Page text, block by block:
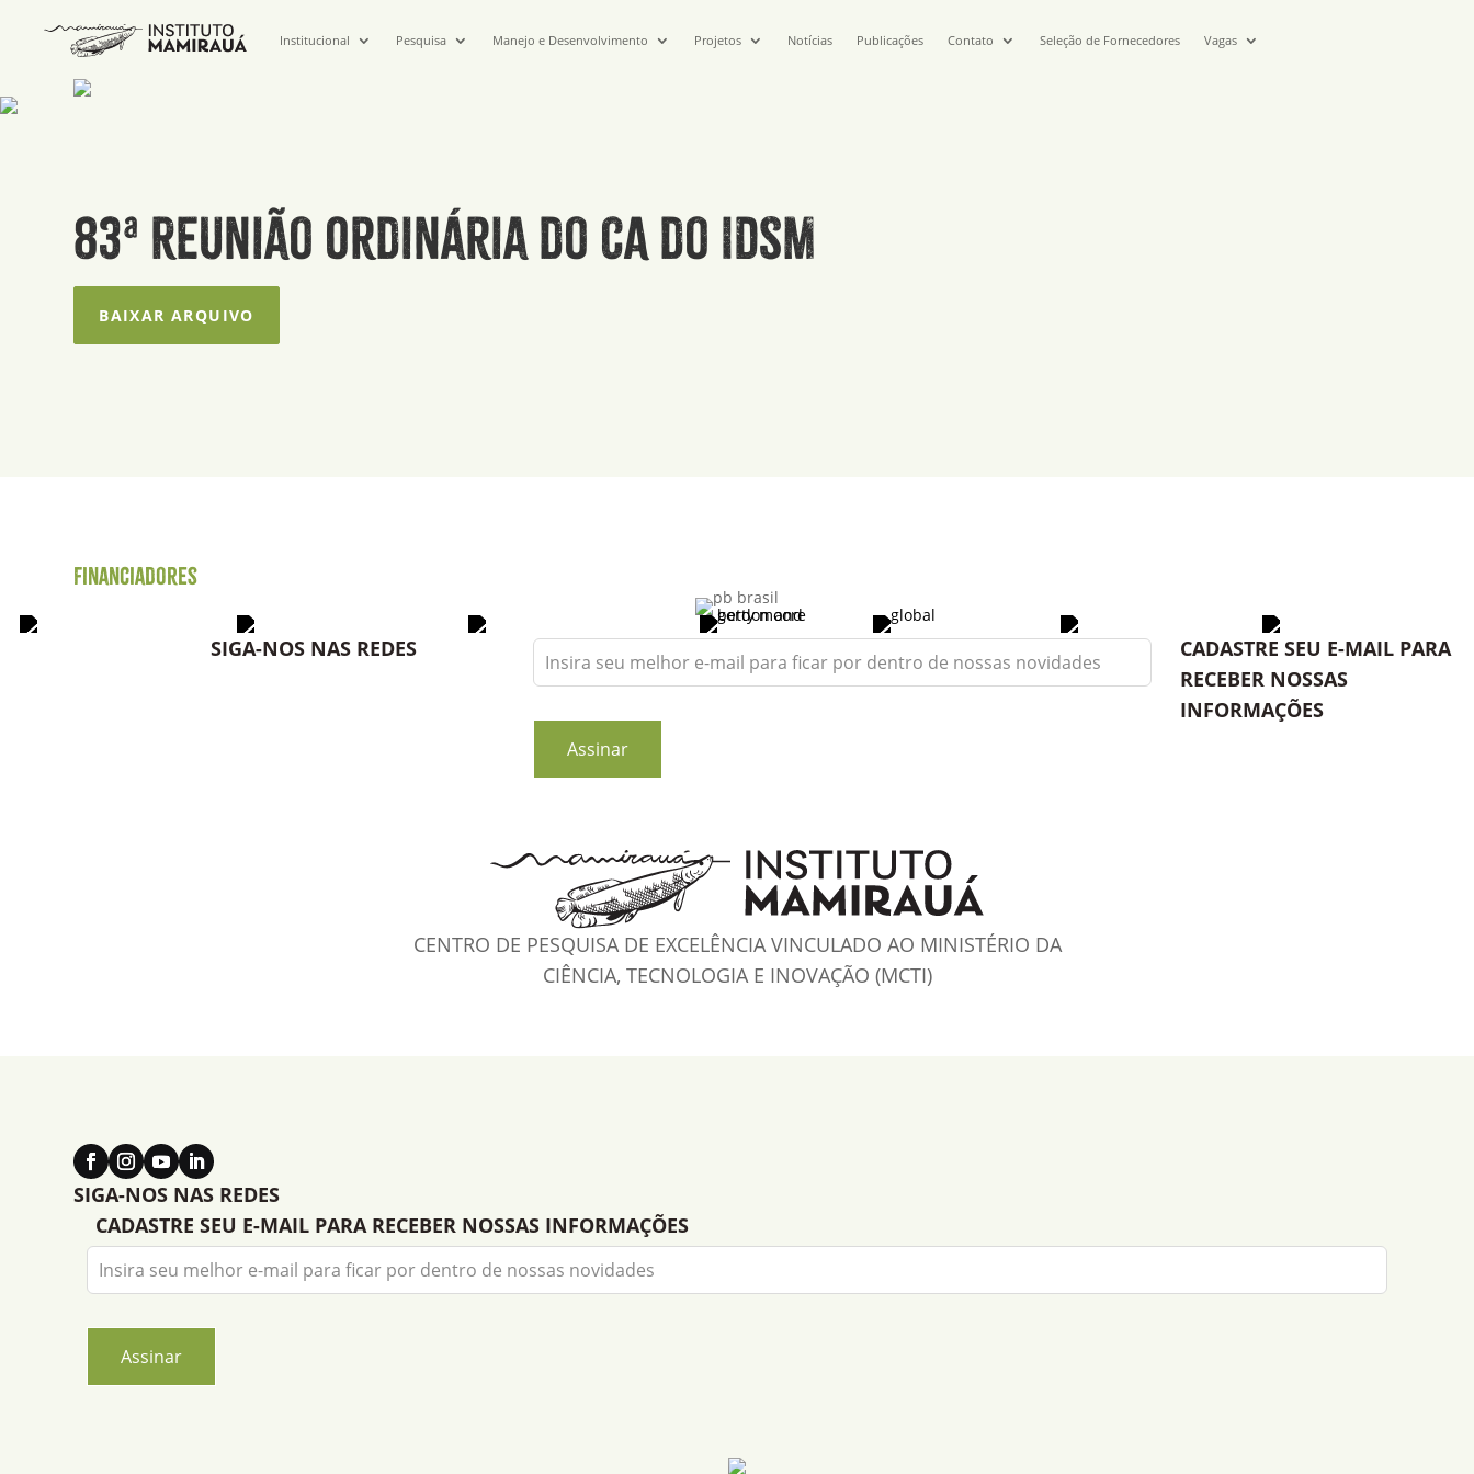
Institucional Pesquisa Manejo e Desenvolvimento Projetos Notícias Publicações Contato Seleção de Fornecedores Vagas
83ª Reunião Ordinária do CA do IDSM
BAIXAR ARQUIVO
Financiadores
SIGA-NOS NAS REDES
Leave
this
blank
Assinar
CADASTRE SEU E-MAIL PARA
RECEBER NOSSAS
INFORMAÇÕES
CENTRO DE PESQUISA DE EXCELÊNCIA VINCULADO AO MINISTÉRIO DA
CIÊNCIA, TECNOLOGIA E INOVAÇÃO (MCTI)
SIGA-NOS NAS REDES
CADASTRE SEU E-MAIL PARA RECEBER NOSSAS INFORMAÇÕES
Leave
this
blank
Assinar